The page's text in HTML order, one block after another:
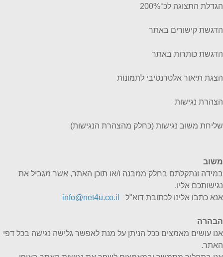
הגדלת התצוגה לכ־200%
הדגשת קישורים באתר
הדגשת כותרות באתר
הצגת תיאור אלטרנטיבי לתמונות
הצהרת נגישות
שליחת משוב נגישות (כחלק מהצהרת הנגישות)
משוב
במידה ונתקלתם בחלק ממבנה ו/או תוכן האתר, אשר מגביל את
נגישותכם אליו,
אנא כתבו אלינו לכתובת דוא"ל
info@net4u.co.il
הבהרה
אנו עושים מאמצים ככל הניתן על מנת לאפשר גלישה נגישה בכל דפי
האתר.